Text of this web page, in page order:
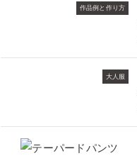
作品例と作り方
大人服